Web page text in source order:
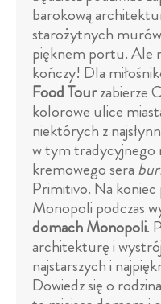
barokową
starożytnych murów
pięknem portu. Ale
kończy! Dla
Food Tourzabierze
kolorowe ulice
niektórych z
w tym tradycyjnego
kremowego sera
Primitivo. Na koniec
Monopoli podczas
domach Monopoli.
architekturę i
najstarszych i
Dowiedz się o